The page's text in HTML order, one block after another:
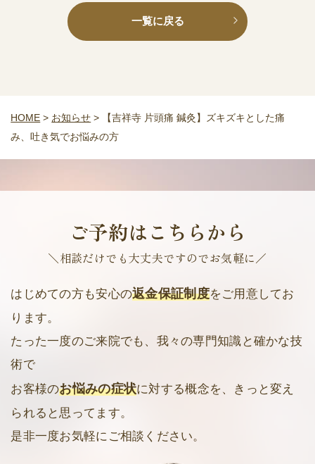
一覧に戻る
HOME > お知らせ >
【吉祥寺 片頭痛 鍼灸】ズキズキとした痛
み、吐き気でお悩みの方
ご予約はこちらから
＼相談だけでも大丈夫ですのでお気軽に／
はじめての方も安心の返金保証制度をご用意してお
ります。
たった一度のご来院でも、我々の専門知識と確かな技
術で
お客様のお悩みの症状に対する概念を、きっと変え
られると思ってます。
是非一度お気軽にご相談ください。